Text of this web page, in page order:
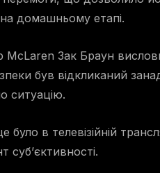
домашньому етапі.
McLaren Зак Браун
був відкликаний
ситуацію.
було в телевізійній